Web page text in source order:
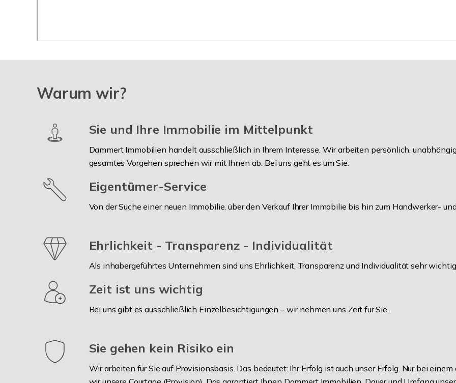
Warum wir?
Sie und Ihre Immobilie im Mittelpunkt
Dammert Immobilien handelt ausschließlich in Ihrem Interesse. Wir arbeiten persönlich,
gesamtes Vorgehen sprechen wir mit Ihnen ab. Bei uns geht es um Sie.
Eigentümer-Service
Von der Suche einer neuen Immobilie, über den Verkauf Ihrer Immobilie bis hin zum Handwerker-
Ehrlichkeit - Transparenz - Individualität
Als inhabergeführtes Unternehmen sind uns Ehrlichkeit, Transparenz und Individualität sehr
Zeit ist uns wichtig
Bei uns gibt es ausschließlich Einzelbesichtigungen – wir nehmen uns Zeit für Sie.
Sie gehen kein Risiko ein
Wir arbeiten für Sie auf Provisionsbasis. Das bedeutet: Ihr Erfolg ist auch unser Erfolg. Nur bei